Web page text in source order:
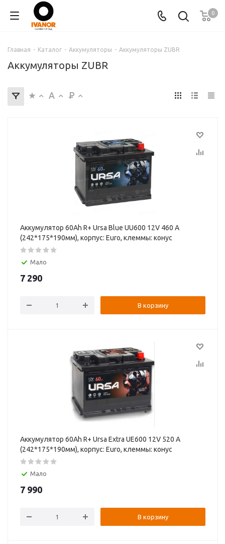
0
Главная - Каталог - Аккумуляторы - Аккумуляторы ZUBR
Аккумуляторы ZUBR
Аккумулятор 60Ah R+ Ursa Blue UU600 12V 460 А
(242*175*190мм), корпус: Euro, клеммы: конуc
Мало
7 290
В корзину
Аккумулятор 60Ah R+ Ursa Extra UE600 12V 520 А
(242*175*190мм), корпус: Euro, клеммы: конуc
Мало
7 990
В корзину